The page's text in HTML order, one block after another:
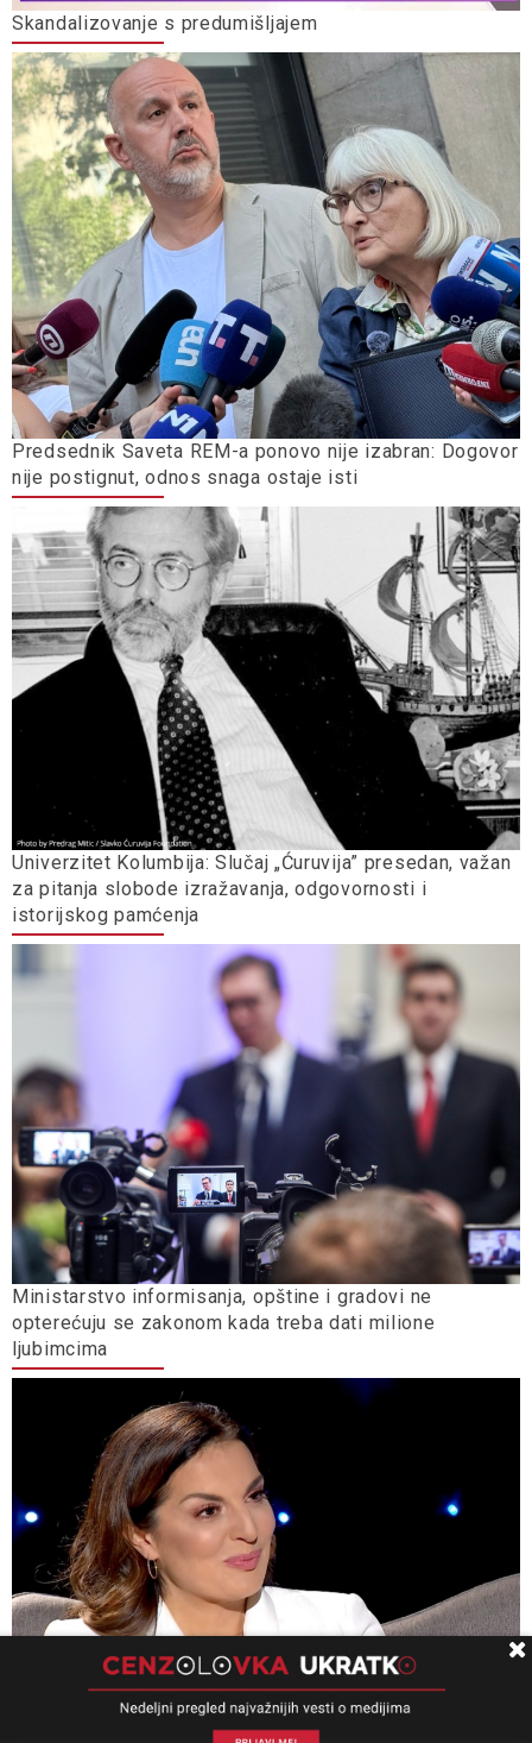
Skandalizovanje s predumišljajem
Predsednik Saveta REM-a ponovo nije izabran: Dogovor
nije postignut, odnos snaga ostaje isti
Univerzitet Kolumbija: Slučaj „Ćuruvija” presedan, važan
za pitanja slobode izražavanja, odgovornosti i
istorijskog pamćenja
Ministarstvo informisanja, opštine i gradovi ne
opterećuju se zakonom kada treba dati milione
ljubimcima
Nova.rs saznaje: RTS kupio pet automobila za 200.000